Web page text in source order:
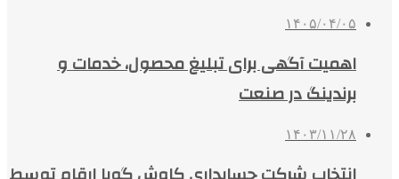
۱۴۰۵/۰۴/۰۵
اهمیت آگهی برای تبلیغ محصول، خدمات و
برندینگ در صنعت
۱۴۰۳/۱۱/۲۸